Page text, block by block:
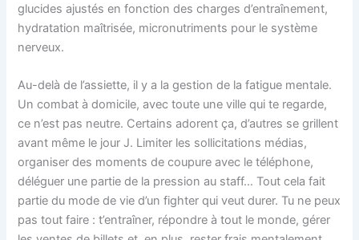
glucides ajustés en fonction des charges d’entraînement,
hydratation maîtrisée, micronutriments pour le système
nerveux.
Au-delà de l’assiette, il y a la gestion de la fatigue mentale.
Un combat à domicile, avec toute une ville qui te regarde,
ce n’est pas neutre. Certains adorent ça, d’autres se grillent
avant même le jour J. Limiter les sollicitations médias,
organiser des moments de coupure avec le téléphone,
déléguer une partie de la pression au staff… Tout cela fait
partie du mode de vie d’un fighter qui veut durer. Tu ne peux
pas tout faire : t’entraîner, répondre à tout le monde, gérer